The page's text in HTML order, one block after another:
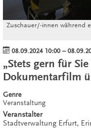
Zuschauer/-innen während
08.09.2024 10:00 –
„Stets gern für
Dokumentarfilm
Genre
Veranstaltung
Veranstalter
Stadtverwaltung Erfurt,